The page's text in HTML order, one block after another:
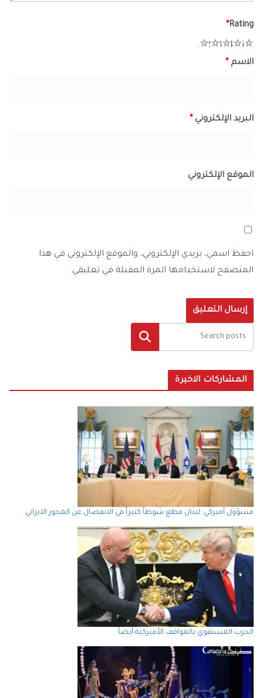
Rating
*
5
4
3
2
الاسم *
البريد الإلكتروني *
الموقع الإلكتروني
احفظ اسمي، بريدي الإلكتروني، والموقع الإلكتروني في هذا
المتصفح لاستخدامها المرة المقبلة في تعليقي.
البحث
المشاركات الاخيرة
مسؤول أميركي: لبنان قطع شوطاً كبيراً في الانفصال عن المحور الايراني
الحزب المستقوي بالمواقف الأميركية أيضاً